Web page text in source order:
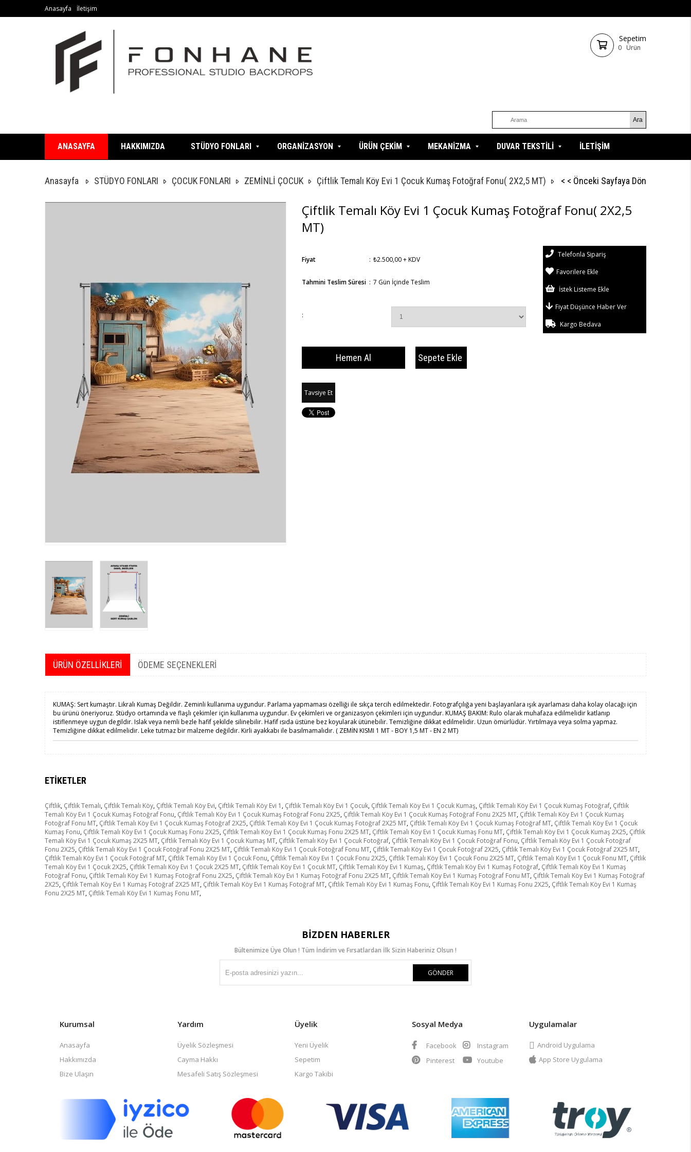
Anasayfa İletişim
Sepetim
0 Ürün
ANASAYFA HAKKIMIZDA STÜDYO FONLARI ORGANİZASYON ÜRÜN ÇEKİM MEKANİZMA DUVAR TEKSTİLİ İLETİŞİM
Anasayfa STÜDYO FONLARI ÇOCUK FONLARI ZEMİNLİ ÇOCUK Çiftlik Temalı Köy Evi 1 Çocuk Kumaş Fotoğraf Fonu( 2X2,5 MT) < < Önceki Sayfaya Dön
Çiftlik Temalı Köy Evi 1 Çocuk Kumaş Fotoğraf Fonu( 2X2,5
MT)
Fiyat : ₺2.500,00+ KDV
Tahmini Teslim Süresi : 7 Gün İçinde Teslim
:
Telefonla Sipariş
Favorilere Ekle
İstek Listeme Ekle
Fiyat Düşünce Haber Ver
Kargo Bedava
Tavsiye Et
ÜRÜN ÖZELLIKLERI ÖDEME SEÇENEKLERI
KUMAŞ: Sert kumaştır. Likralı Kumaş Değildir. Zeminli kullanıma uygundur. Parlama yapmaması özelliği ile sıkça tercih edilmektedir. Fotografçılığa yeni başlayanlara ışık ayarlaması daha kolay olacağı için
bu ürünü öneriyoruz. Stüdyo ortamında ve flaşlı çekimler için kullanıma uygundur. Ev çekimleri ve organizasyon çekimleri için uygundur. KUMAŞ BAKIM: Rulo olarak muhafaza edilmelidir katlanıp
istiflenmeye uygun degildir. Islak veya nemli bezle hafif şekilde silinebilir. Hafif ısıda üstüne bez koyularak ütünebilir. Temizliğine dikkat edilmelidir. Uzun ömürlüdür. Yırtılmaya veya solma yapmaz.
Temizliğine dikkat edilmelidir. Leke tutmaz bir malzeme değildir. Kirli ayakkabı ile basılmamalıdır. ( ZEMİN KISMI 1 MT - BOY 1,5 MT - EN 2 MT)
ETIKETLER
Çiftlik, Çiftlik Temalı, Çiftlik Temalı Köy, Çiftlik Temalı Köy Evi, Çiftlik Temalı Köy Evi 1 , Çiftlik Temalı Köy Evi 1 Çocuk, Çiftlik Temalı Köy Evi 1 Çocuk Kumaş, Çiftlik Temalı Köy Evi 1 Çocuk Kumaş Fotoğraf, Çiftlik
Temalı Köy Evi 1 Çocuk Kumaş Fotoğraf Fonu, Çiftlik Temalı Köy Evi 1 Çocuk Kumaş Fotoğraf Fonu 2X25, Çiftlik Temalı Köy Evi 1 Çocuk Kumaş Fotoğraf Fonu 2X25 MT, Çiftlik Temalı Köy Evi 1 Çocuk Kumaş
Fotoğraf Fonu MT, Çiftlik Temalı Köy Evi 1 Çocuk Kumaş Fotoğraf 2X25, Çiftlik Temalı Köy Evi 1 Çocuk Kumaş Fotoğraf 2X25 MT, Çiftlik Temalı Köy Evi 1 Çocuk Kumaş Fotoğraf MT, Çiftlik Temalı Köy Evi 1 Çocuk
Kumaş Fonu, Çiftlik Temalı Köy Evi 1 Çocuk Kumaş Fonu 2X25, Çiftlik Temalı Köy Evi 1 Çocuk Kumaş Fonu 2X25 MT, Çiftlik Temalı Köy Evi 1 Çocuk Kumaş Fonu MT, Çiftlik Temalı Köy Evi 1 Çocuk Kumaş 2X25, Çiftlik
Temalı Köy Evi 1 Çocuk Kumaş 2X25 MT, Çiftlik Temalı Köy Evi 1 Çocuk Kumaş MT, Çiftlik Temalı Köy Evi 1 Çocuk Fotoğraf, Çiftlik Temalı Köy Evi 1 Çocuk Fotoğraf Fonu, Çiftlik Temalı Köy Evi 1 Çocuk Fotoğraf
Fonu 2X25, Çiftlik Temalı Köy Evi 1 Çocuk Fotoğraf Fonu 2X25 MT, Çiftlik Temalı Köy Evi 1 Çocuk Fotoğraf Fonu MT, Çiftlik Temalı Köy Evi 1 Çocuk Fotoğraf 2X25, Çiftlik Temalı Köy Evi 1 Çocuk Fotoğraf 2X25 MT,
Çiftlik Temalı Köy Evi 1 Çocuk Fotoğraf MT, Çiftlik Temalı Köy Evi 1 Çocuk Fonu, Çiftlik Temalı Köy Evi 1 Çocuk Fonu 2X25, Çiftlik Temalı Köy Evi 1 Çocuk Fonu 2X25 MT, Çiftlik Temalı Köy Evi 1 Çocuk Fonu MT, Çiftlik
Temalı Köy Evi 1 Çocuk 2X25, Çiftlik Temalı Köy Evi 1 Çocuk 2X25 MT, Çiftlik Temalı Köy Evi 1 Çocuk MT, Çiftlik Temalı Köy Evi 1 Kumaş, Çiftlik Temalı Köy Evi 1 Kumaş Fotoğraf, Çiftlik Temalı Köy Evi 1 Kumaş
Fotoğraf Fonu, Çiftlik Temalı Köy Evi 1 Kumaş Fotoğraf Fonu 2X25, Çiftlik Temalı Köy Evi 1 Kumaş Fotoğraf Fonu 2X25 MT, Çiftlik Temalı Köy Evi 1 Kumaş Fotoğraf Fonu MT, Çiftlik Temalı Köy Evi 1 Kumaş Fotoğraf
2X25, Çiftlik Temalı Köy Evi 1 Kumaş Fotoğraf 2X25 MT, Çiftlik Temalı Köy Evi 1 Kumaş Fotoğraf MT, Çiftlik Temalı Köy Evi 1 Kumaş Fonu, Çiftlik Temalı Köy Evi 1 Kumaş Fonu 2X25, Çiftlik Temalı Köy Evi 1 Kumaş
Fonu 2X25 MT, Çiftlik Temalı Köy Evi 1 Kumaş Fonu MT,
BIZDEN HABERLER
Bültenimize Üye Olun ! Tüm İndirim ve Fırsatlardan İlk Sizin Haberiniz Olsun !
GÖNDER
Kurumsal
Anasayfa
Hakkımızda
Bize Ulaşın
Yardım
Üyelik Sözleşmesi
Cayma Hakkı
Mesafeli Satış Sözleşmesi
Üyelik
Yeni Üyelik
Sepetim
Kargo Takibi
Sosyal Medya
Facebook
Instagram
Pinterest
Youtube
Uygulamalar
Android Uygulama
App Store Uygulama